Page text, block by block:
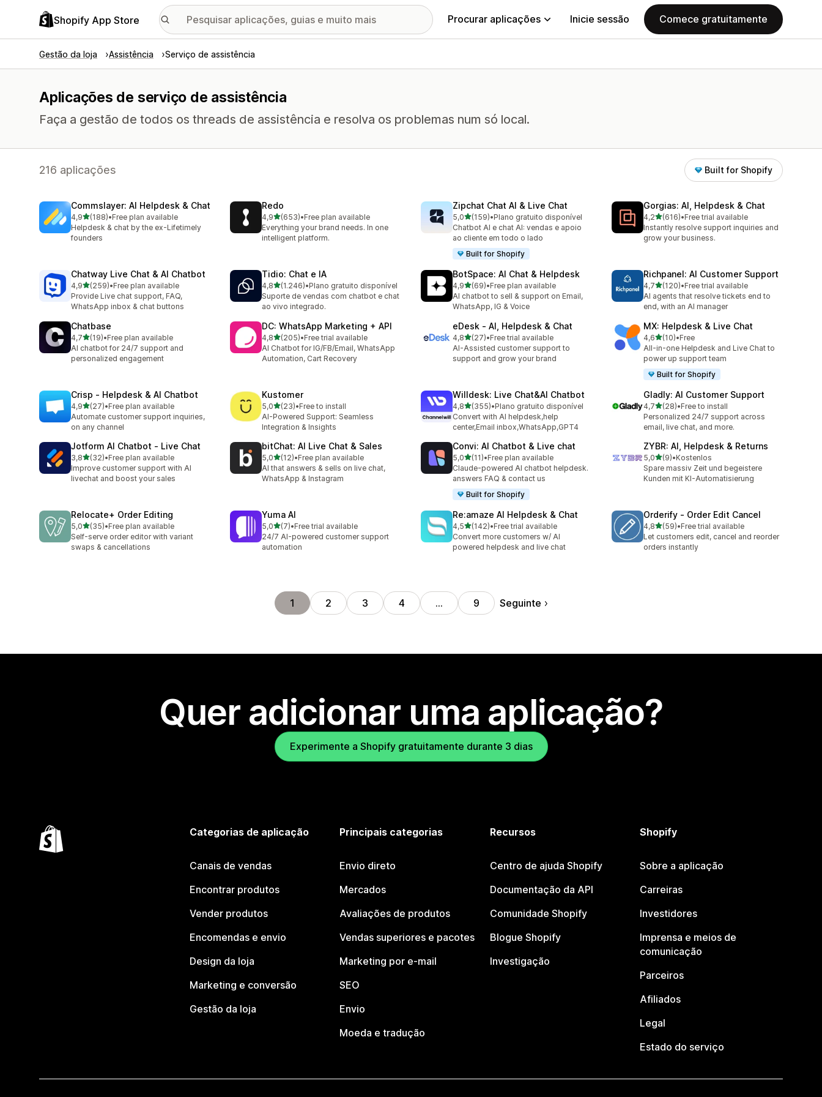
Shopify App Store Procurar aplicações Inicie sessão Comece gratuitamente
Gestão da loja Assistência Serviço de assistência
Aplicações de serviço de assistência
Faça a gestão de todos os threads de assistência e resolva os problemas num só local.
216 aplicações Built for Shopify
Commslayer: AI Helpdesk & Chat
4,9de 5 estrelas
(188)
188 total de avaliações
•Free plan available
Helpdesk & chat by the ex-Lifetimely
founders
Redo
4,9de 5 estrelas
(653)
653 total de avaliações
•Free plan available
Everything your brand needs. In one
intelligent platform.
Zipchat Chat AI & Live Chat
5,0de 5 estrelas
(159)
159 total de avaliações
•Plano gratuito disponível
Chatbot AI e chat AI: vendas e apoio
ao cliente em todo o lado
Built for Shopify
Gorgias: AI, Helpdesk & Chat
4,2de 5 estrelas
(616)
616 total de avaliações
•Free trial available
Instantly resolve support inquiries and
grow your business.
Chatway Live Chat & AI Chatbot
4,9de 5 estrelas
(259)
259 total de avaliações
•Free plan available
Provide Live chat support, FAQ,
WhatsApp inbox & chat buttons
Tidio: Chat e IA
4,8de 5 estrelas
(1.246)
1246 total de avaliações
•Plano gratuito disponível
Suporte de vendas com chatbot e chat
ao vivo integrado.
BotSpace: AI Chat & Helpdesk
4,9de 5 estrelas
(69)
69 total de avaliações
•Free plan available
AI chatbot to sell & support on Email,
WhatsApp, IG & Voice
Richpanel: AI Customer Support
4,7de 5 estrelas
(120)
120 total de avaliações
•Free trial available
AI agents that resolve tickets end to
end, with an AI manager
Chatbase
4,7de 5 estrelas
(19)
19 total de avaliações
•Free plan available
AI chatbot for 24/7 support and
personalized engagement
DC: WhatsApp Marketing + API
4,8de 5 estrelas
(205)
205 total de avaliações
•Free trial available
AI Chatbot for IG/FB/Email, WhatsApp
Automation, Cart Recovery
eDesk ‑ AI, Helpdesk & Chat
4,8de 5 estrelas
(27)
27 total de avaliações
•Free trial available
AI-Assisted customer support to
support and grow your brand
MX: Helpdesk & Live Chat
4,6de 5 estrelas
(10)
10 total de avaliações
•Free
All-in-one Helpdesk and Live Chat to
power up support team
Built for Shopify
Crisp ‑ Helpdesk & AI Chatbot
4,9de 5 estrelas
(27)
27 total de avaliações
•Free plan available
Automate customer support inquiries,
on any channel
Kustomer
5,0de 5 estrelas
(23)
23 total de avaliações
•Free to install
AI-Powered Support: Seamless
Integration & Insights
Willdesk: Live Chat&AI Chatbot
4,8de 5 estrelas
(355)
355 total de avaliações
•Plano gratuito disponível
Convert with AI helpdesk,help
center,Email inbox,WhatsApp,GPT4
Gladly: AI Customer Support
4,7de 5 estrelas
(28)
28 total de avaliações
•Free to install
Personalized 24/7 support across
email, live chat, and more.
Jotform AI Chatbot ‑ Live Chat
3,8de 5 estrelas
(32)
32 total de avaliações
•Free plan available
Improve customer support with AI
livechat and boost your sales
bitChat: AI Live Chat & Sales
5,0de 5 estrelas
(12)
12 total de avaliações
•Free plan available
AI that answers & sells on live chat,
WhatsApp & Instagram
Convi: AI Chatbot & Live chat
5,0de 5 estrelas
(11)
11 total de avaliações
•Free plan available
Claude-powered AI chatbot helpdesk.
answers FAQ & contact us
Built for Shopify
ZYBR: AI, Helpdesk & Returns
5,0de 5 estrelas
(9)
9 total de avaliações
•Kostenlos
Spare massiv Zeit und begeistere
Kunden mit KI-Automatisierung
Relocate+ Order Editing
5,0de 5 estrelas
(35)
35 total de avaliações
•Free plan available
Self-serve order editor with variant
swaps & cancellations
Yuma AI
5,0de 5 estrelas
(7)
7 total de avaliações
•Free trial available
24/7 AI-powered customer support
automation
Re:amaze AI Helpdesk & Chat
4,5de 5 estrelas
(142)
142 total de avaliações
•Free trial available
Convert more customers w/ AI
powered helpdesk and live chat
Orderify ‑ Order Edit Cancel
4,8de 5 estrelas
(59)
59 total de avaliações
•Free trial available
Let customers edit, cancel and reorder
orders instantly
1 2 3 4 … 9 Seguinte
Quer adicionar uma aplicação?
Experimente a Shopify gratuitamente durante 3 dias
Categorias de aplicação
Canais de vendas
Encontrar produtos
Vender produtos
Encomendas e envio
Design da loja
Marketing e conversão
Gestão da loja
Principais categorias
Envio direto
Mercados
Avaliações de produtos
Vendas superiores e pacotes
Marketing por e-mail
SEO
Envio
Moeda e tradução
Recursos
Centro de ajuda Shopify
Documentação da API
Comunidade Shopify
Blogue Shopify
Investigação
Shopify
Sobre a aplicação
Carreiras
Investidores
Imprensa e meios de
comunicação
Parceiros
Afiliados
Legal
Estado do serviço